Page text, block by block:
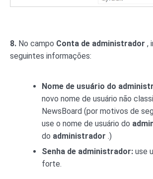
8. No campo Conta de administrador ,
seguintes informações:
Nome de usuário do
novo nome de usuário não
NewsBoard (por motivos de
use o nome de usuário do
do administrador .)
Senha de administrador: use
forte.